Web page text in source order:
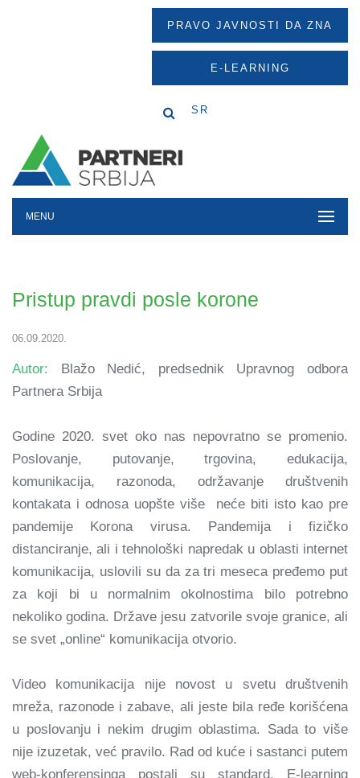
PRAVO JAVNOSTI DA ZNA
E-LEARNING
SR
MENU
Pristup pravdi posle korone
06.09.2020.
Autor: Blažo Nedić, predsednik Upravnog odbora
Partnera Srbija
Godine 2020. svet oko nas nepovratno se promenio.
Poslovanje, putovanje, trgovina, edukacija,
komunikacija, razonoda, održavanje društvenih
kontakata i odnosa uopšte više neće biti isto kao pre
pandemije Korona virusa. Pandemija i fizičko
distanciranje, ali i tehnološki napredak u oblasti internet
komunikacija, uslovili su da za tri meseca pređemo put
za koji bi u normalnim okolnostima bilo potrebno
nekoliko godina. Države jesu zatvorile svoje granice, ali
se svet „online“ komunikacija otvorio.
Video komunikacija nije novost u svetu društvenih
mreža, razonode i zabave, ali jeste bila ređe korišćena
u poslovanju i nekim drugim oblastima. Sada to više
nije izuzetak, već pravilo. Rad od kuće i sastanci putem
web-konferensinga postali su standard. E-learning